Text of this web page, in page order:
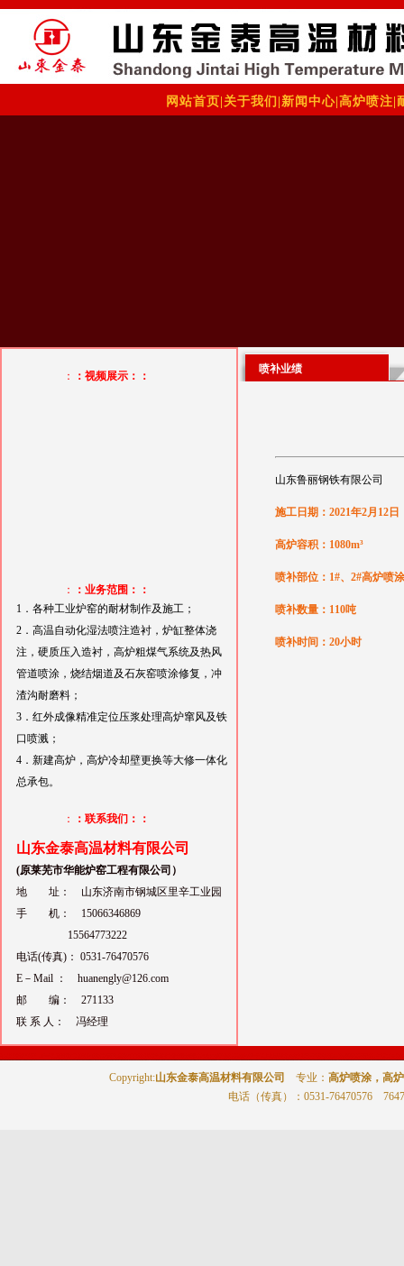
网站首页 关于我们 新闻中心 高炉喷注
： ：视频展示：：
：
：业务范围：：
1．各种工业炉窑的耐材制作及施工；
2．高温自动化湿法喷注造衬，炉缸整体浇
注，硬质压入造衬，高炉粗煤气系统及热风
管道喷涂，烧结烟道及石灰窑喷涂修复，冲
渣沟耐磨料；
3．红外成像精准定位压浆处理高炉窜风及铁
口喷溅；
4．新建高炉，高炉冷却壁更换等大修一体化
总承包。
： ：联系我们：：
山东金泰高温材料有限公司
(原莱芜市华能炉窑工程有限公司）
地 址： 山东济南市钢城区里辛工业园
手 机： 15066346869
15564773222
电话(传真)： 0531-76470576
E－Mail ： huanengly@126.com
邮 编： 271133
联 系 人： 冯经理
喷补业绩
山东鲁丽钢铁有限公司
施工日期：2021年2月12日
高炉容积：1080m³
喷补部位：1#、2#高炉喷涂
喷补数量：110吨
喷补时间：20小时
Copyright:山东金泰高温材料有限公司 专业： 高炉喷涂，高
电话（传真）
：0531-76470576